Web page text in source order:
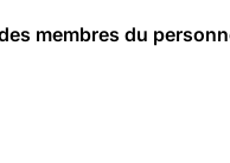
membres du